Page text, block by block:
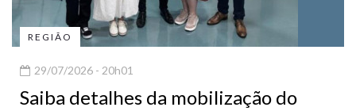
REGIÃO
29/07/2026 - 20h01
Saiba detalhes da mobilização do